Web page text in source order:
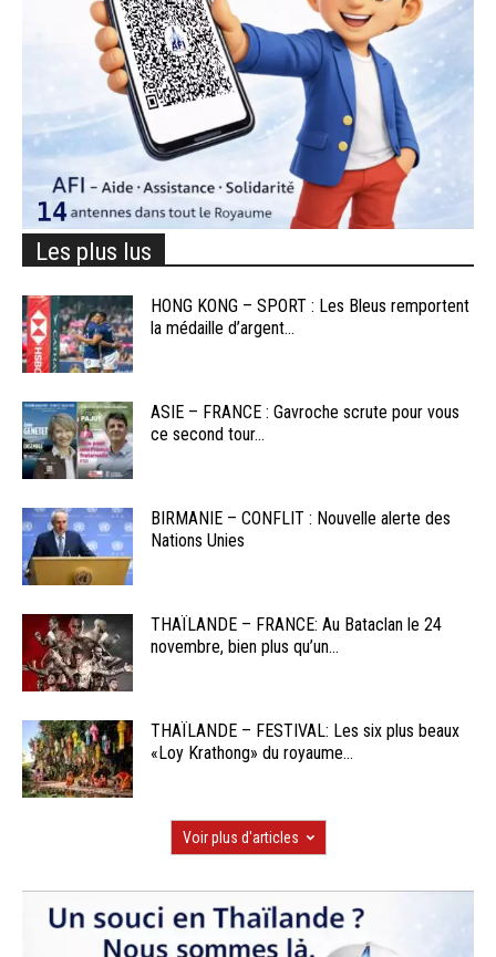
Les plus lus
HONG KONG – SPORT : Les Bleus remportent
la médaille d’argent...
ASIE – FRANCE : Gavroche scrute pour vous
ce second tour...
BIRMANIE – CONFLIT : Nouvelle alerte des
Nations Unies
THAÏLANDE – FRANCE: Au Bataclan le 24
novembre, bien plus qu’un...
THAÏLANDE – FESTIVAL: Les six plus beaux
«Loy Krathong» du royaume...
Voir plus d'articles